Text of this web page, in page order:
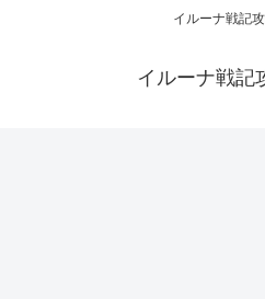
イルーナ戦記
イルーナ戦記